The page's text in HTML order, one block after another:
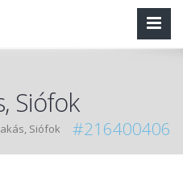
Siófok
Siófok #216400406